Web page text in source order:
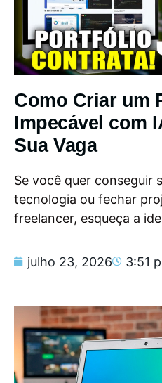
Como Criar um
Impecável com
Sua Vaga
Se você quer conseguir
tecnologia ou fechar
freelancer, esqueça a
julho 23, 2026 3:51